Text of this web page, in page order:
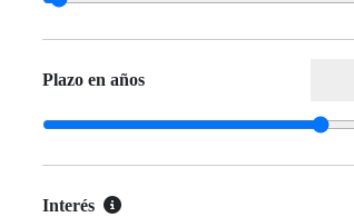
Plazo en años
Interés